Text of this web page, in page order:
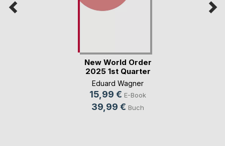
New World Order
2025 1st Quarter
Eduard Wagner
15,99 € E-Book
39,99 € Buch